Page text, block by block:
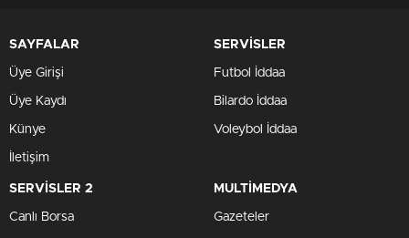
SAYFALAR
Üye Girişi
Üye Kaydı
Künye
İletişim
SERVİSLER
Futbol İddaa
Bilardo İddaa
Voleybol İddaa
SERVİSLER 2
Canlı Borsa
MULTİMEDYA
Gazeteler